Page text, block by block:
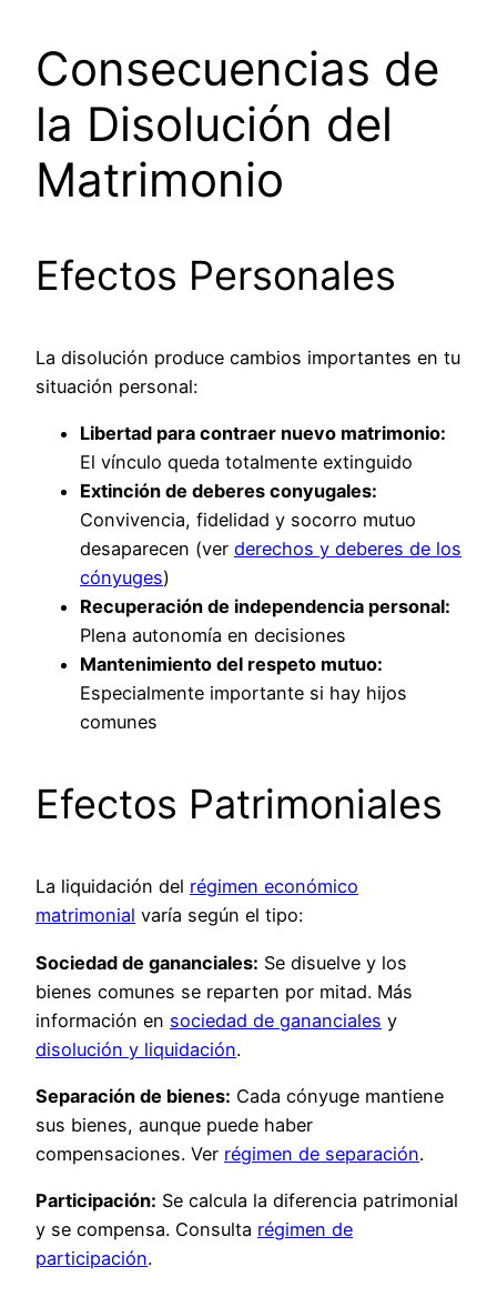
Consecuencias de
la Disolución del
Matrimonio
Efectos Personales
La disolución produce cambios importantes en tu
situación personal:
Libertad para contraer nuevo matrimonio:
El vínculo queda totalmente extinguido
Extinción de deberes conyugales:
Convivencia, fidelidad y socorro mutuo
desaparecen (ver derechos y deberes de los
cónyuges)
Recuperación de independencia personal:
Plena autonomía en decisiones
Mantenimiento del respeto mutuo:
Especialmente importante si hay hijos
comunes
Efectos Patrimoniales
La liquidación del régimen económico
matrimonial varía según el tipo:
Sociedad de gananciales: Se disuelve y los
bienes comunes se reparten por mitad. Más
información en sociedad de gananciales y
disolución y liquidación.
Separación de bienes: Cada cónyuge mantiene
sus bienes, aunque puede haber
compensaciones. Ver régimen de separación.
Participación: Se calcula la diferencia patrimonial
y se compensa. Consulta régimen de
participación.